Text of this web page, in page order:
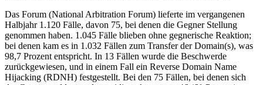
Das Forum (National Arbitration Forum) lieferte im vergangenen
Halbjahr 1.120 Fälle, davon 75, bei denen die Gegner Stellung
genommen haben. 1.045 Fälle blieben ohne gegnerische Reaktion;
bei denen kam es in 1.032 Fällen zum Transfer der Domain(s), was
98,7 Prozent entspricht. In 13 Fällen wurde die Beschwerde
zurückgewiesen, und in einem Fall ein Reverse Domain Name
Hijacking (RDNH) festgestellt. Bei den 75 Fällen, bei denen sich